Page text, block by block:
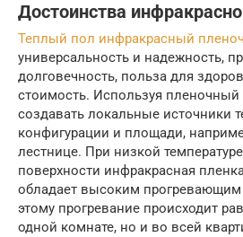
Достоинства
Теплый пол инфракрасный
универсальность и надежность,
долговечность, польза для
стоимость. Используя
создавать локальные источники
конфигурации и площади,
лестнице. При низкой
поверхности инфракрасная
обладает высоким
этому прогревание происходит
одной комнате, но и во всей